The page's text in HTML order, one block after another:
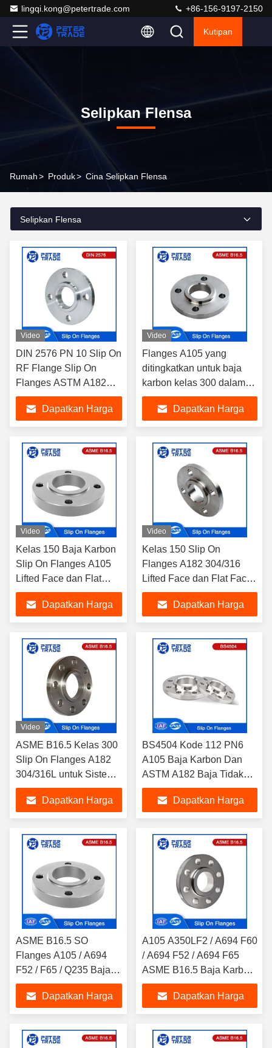
lingqi.kong@petertrade.com +86-156-9197-2150
Kutipan
Selipkan Flensa
Rumah> Produk> Cina Selipkan Flensa
Selipkan Flensa
Video
DIN 2576 PN 10 Slip On
RF Flange Slip On
Flanges ASTM A182
F304/F304L/F316/F316L/F304H
Untuk Sistem Pipa
Dapatkan Harga
Video
Flanges A105 yang
ditingkatkan untuk baja
karbon kelas 300 dalam
aplikasi industri
Dapatkan Harga
Video
Kelas 150 Baja Karbon
Slip On Flanges A105
Lifted Face dan Flat
Face untuk 1/2''-24''
Sistem pipaDapatkan Harga
Video
Kelas 150 Slip On
Flanges A182 304/316
Lifted Face dan Flat Face
untuk sistem pipa
Dapatkan Harga
Video
ASME B16.5 Kelas 300
Slip On Flanges A182
304/316L untuk Sistem
Pipa Industri Rentang
Tekanan Hingga 1500
Dapatkan Harga
BS4504 Kode 112 PN6
A105 Baja Karbon Dan
ASTM A182 Baja Tidak
Karat SS304L SS316L
SORF Flange Slip On
Flanges
Dapatkan Harga
ASME B16.5 SO
Flanges A105 / A694
F52 / F65 / Q235 Baja
Karbon Dipalsukan Slip
On Flange Kelas 150LB
SORF
Dapatkan Harga
A105 A350LF2 / A694 F60
/ A694 F52 / A694 F65
ASME B16.5 Baja Karbon
Slip On Flanges Kelas
400LB SORFDapatkan Harga